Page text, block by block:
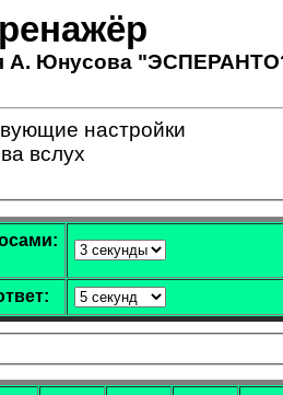
А. Юнусова
настройки
вслух